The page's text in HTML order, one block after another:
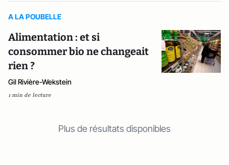
A LA POUBELLE
Alimentation : et si
consommer bio ne changeait
rien ?
Gil Rivière-Wekstein
1 min de lecture
Plus de résultats disponibles